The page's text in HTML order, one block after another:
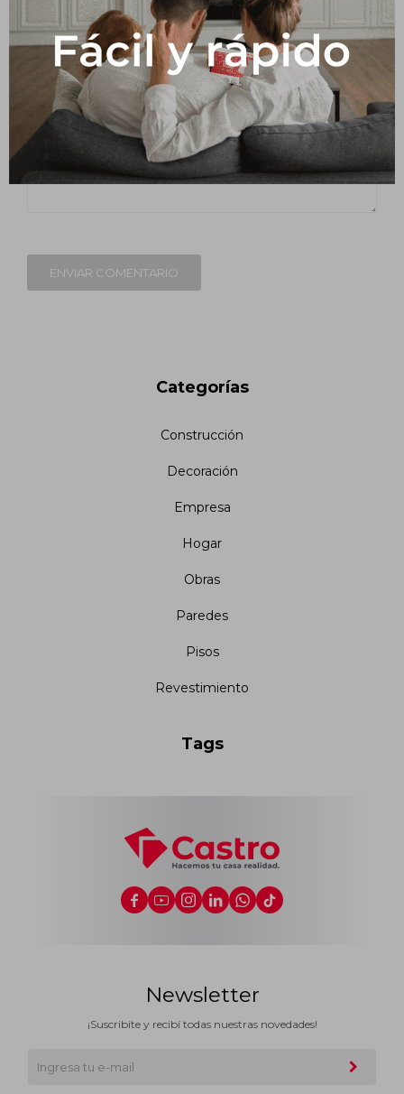
Comentario: *
ENVIAR COMENTARIO
Categorías
Construcción
Decoración
Empresa
Hogar
Obras
Paredes
Pisos
Revestimiento
Tags
     
Newsletter
¡Suscribite y recibí todas nuestras novedades!